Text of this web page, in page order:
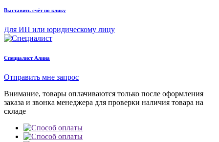
Выставить счёт по клику
Для ИП или юридическому лицу
Cпециалист Алина
Отправить мне запрос
Внимание, товары оплачиваются только после оформления
заказа и звонка менеджера для проверки наличия товара на
складе